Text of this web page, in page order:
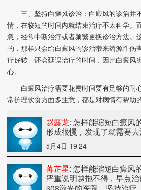
三、坚持白癜风诊治：白癜风的诊治并
情，在较短的时间内就结束治疗不太科学。
急，经常中断治疗或者频繁更换诊治方法。
的，那样只会给白癜风的诊治带来药源性伤
疗好转，还会延误治疗的时间，因此白癜风
心。
白癜风治疗需要花费时间要有足够的耐
常护理饮食方面多注意，都是对病情有帮助的
赵露龙: 怎样能缩短白癜风
形成很慢，发现了就需要
5月4日 19:24
蒋芷星: 怎样能缩短白癜风
严重说明越拖不得，早点
308激光的医院，坚持治疗